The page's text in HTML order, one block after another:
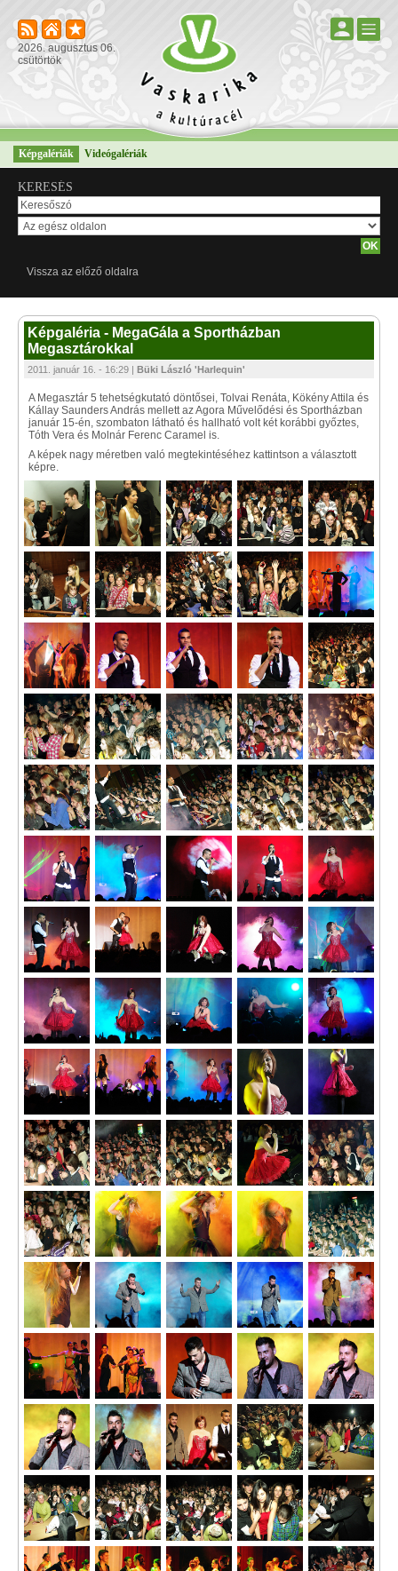
2026. augusztus 06.
csütörtök
Képgalériák Videógalériák
KERESÉS
Vissza az előző oldalra
Képgaléria - MegaGála a Sportházban
Megasztárokkal
2011. január 16. - 16:29 | Büki László 'Harlequin'
A Megasztár 5 tehetségkutató döntősei, Tolvai Renáta, Kökény Attila és
Kállay Saunders András mellett az Agora Művelődési és Sportházban
január 15-én, szombaton látható és hallható volt két korábbi győztes,
Tóth Vera és Molnár Ferenc Caramel is.
A képek nagy méretben való megtekintéséhez kattintson a választott
képre.